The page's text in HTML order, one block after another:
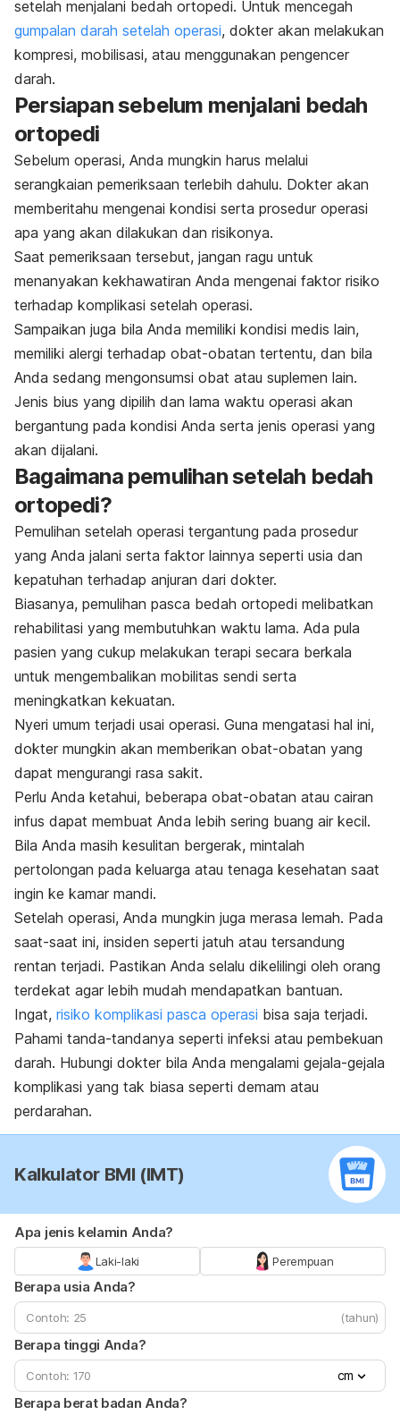
setelah menjalani bedah ortopedi. Untuk mencegah
gumpalan darah setelah operasi, dokter akan melakukan
kompresi, mobilisasi, atau menggunakan pengencer
darah.
Persiapan sebelum menjalani bedah
ortopedi
Sebelum operasi, Anda mungkin harus melalui
serangkaian pemeriksaan terlebih dahulu. Dokter akan
memberitahu mengenai kondisi serta prosedur operasi
apa yang akan dilakukan dan risikonya.
Saat pemeriksaan tersebut, jangan ragu untuk
menanyakan kekhawatiran Anda mengenai faktor risiko
terhadap komplikasi setelah operasi.
Sampaikan juga bila Anda memiliki kondisi medis lain,
memiliki alergi terhadap obat-obatan tertentu, dan bila
Anda sedang mengonsumsi obat atau suplemen lain.
Jenis bius yang dipilih dan lama waktu operasi akan
bergantung pada kondisi Anda serta jenis operasi yang
akan dijalani.
Bagaimana pemulihan setelah bedah
ortopedi?
Pemulihan setelah operasi tergantung pada prosedur
yang Anda jalani serta faktor lainnya seperti usia dan
kepatuhan terhadap anjuran dari dokter.
Biasanya, pemulihan pasca bedah ortopedi melibatkan
rehabilitasi yang membutuhkan waktu lama. Ada pula
pasien yang cukup melakukan terapi secara berkala
untuk mengembalikan mobilitas sendi serta
meningkatkan kekuatan.
Nyeri umum terjadi usai operasi. Guna mengatasi hal ini,
dokter mungkin akan memberikan obat-obatan yang
dapat mengurangi rasa sakit.
Perlu Anda ketahui, beberapa obat-obatan atau cairan
infus dapat membuat Anda lebih sering buang air kecil.
Bila Anda masih kesulitan bergerak, mintalah
pertolongan pada keluarga atau tenaga kesehatan saat
ingin ke kamar mandi.
Setelah operasi, Anda mungkin juga merasa lemah. Pada
saat-saat ini, insiden seperti jatuh atau tersandung
rentan terjadi. Pastikan Anda selalu dikelilingi oleh orang
terdekat agar lebih mudah mendapatkan bantuan.
Ingat, risiko komplikasi pasca operasi bisa saja terjadi.
Pahami tanda-tandanya seperti infeksi atau pembekuan
darah. Hubungi dokter bila Anda mengalami gejala-gejala
komplikasi yang tak biasa seperti demam atau
perdarahan.
Kalkulator BMI (IMT)
Apa jenis kelamin Anda?
Laki-laki Perempuan
Berapa usia Anda?
(tahun)
Berapa tinggi Anda?
cm
Berapa berat badan Anda?